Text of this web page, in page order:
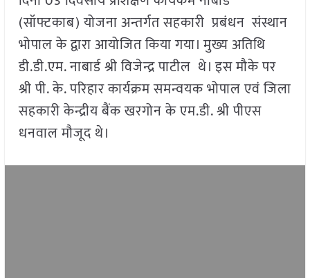
(सॉफ्टकाब) योजना अन्तर्गत सहकारी प्रबंधन संस्थान
भोपाल के द्वारा आयोजित किया गया। मुख्य अतिथि
डी.डी.एम. नाबार्ड श्री विजेन्द्र पाटील थे। इस मौके पर
श्री पी. के. परिहार कार्यक्रम समन्वयक भोपाल एवं जिला
सहकारी केन्द्रीय बैंक खरगोन के एम.डी. श्री पीएस
धनवाल मौजूद थे।